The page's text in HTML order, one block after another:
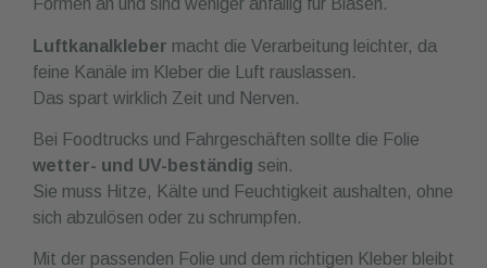
Formen an und sind weniger anfällig für Blasen.
Luftkanalkleber macht die Verarbeitung leichter, da
feine Kanäle im Kleber die Luft rauslassen.
Das spart wirklich Zeit und Nerven.
Bei Foodtrucks und Fahrgeschäften sollte die Folie
wetter- und UV-beständig sein.
Sie muss Hitze, Kälte und Feuchtigkeit aushalten, ohne
sich abzulösen oder zu schrumpfen.
Mit der passenden Folie und dem richtigen Kleber bleibt